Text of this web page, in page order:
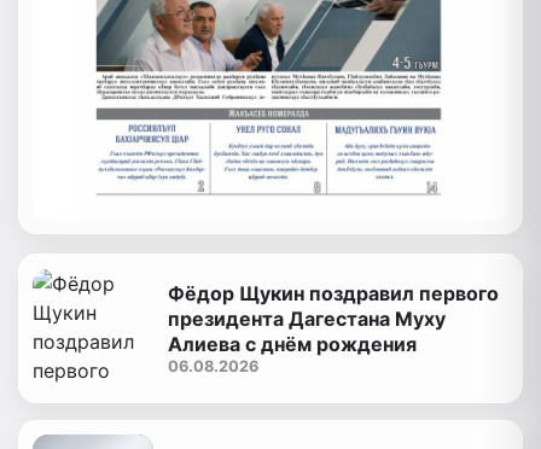
Фёдор Щукин поздравил первого
президента Дагестана Муху
Алиева с днём рождения
06.08.2026